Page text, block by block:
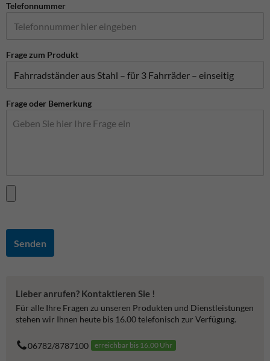
Telefonnummer
Frage zum Produkt
Frage oder Bemerkung
Senden
Lieber anrufen? Kontaktieren Sie !
Für alle Ihre Fragen zu unseren Produkten und Dienstleistungen
stehen wir Ihnen heute bis 16.00 telefonisch zur Verfügung.
06782/8787100 erreichbar bis 16.00 Uhr